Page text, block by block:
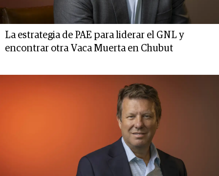
La estrategia de PAE para liderar el GNL y
encontrar otra Vaca Muerta en Chubut